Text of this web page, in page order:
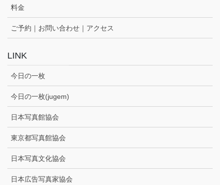
料金
ご予約｜お問い合わせ｜アクセス
LINK
今日の一枚
今日の一枚(jugem)
日本写真館協会
東京都写真館協会
日本写真文化協会
日本広告写真家協会